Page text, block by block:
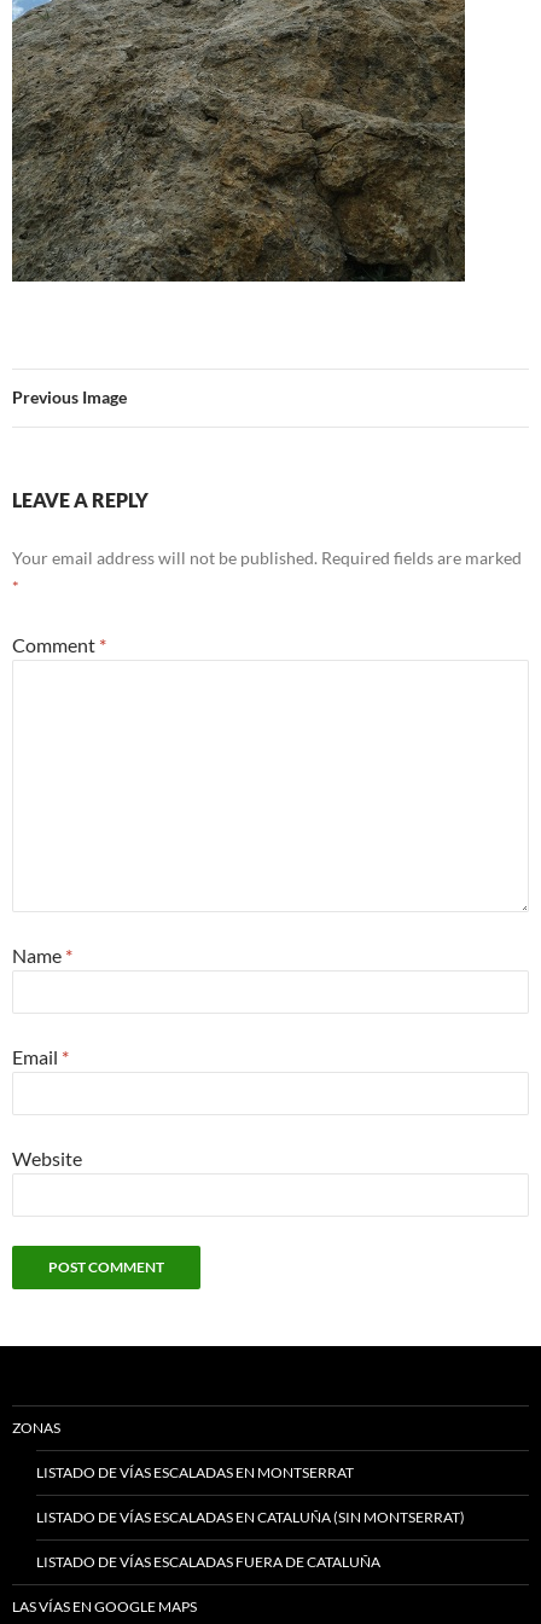
Previous Image
LEAVE A REPLY
Your email address will not be published. Required fields are marked
*
Comment *
Name *
Email *
Website
ZONAS
LISTADO DE VÍAS ESCALADAS EN MONTSERRAT
LISTADO DE VÍAS ESCALADAS EN CATALUÑA (SIN MONTSERRAT)
LISTADO DE VÍAS ESCALADAS FUERA DE CATALUÑA
LAS VÍAS EN GOOGLE MAPS